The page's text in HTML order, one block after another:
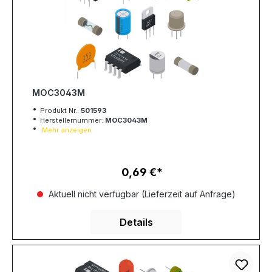
MOC3043M
Produkt Nr.: 501593
Herstellernummer: MOC3043M
Mehr anzeigen
Regulärer Preis:
0,69 €
Aktuell nicht verfügbar (Lieferzeit auf Anfrage)
Details